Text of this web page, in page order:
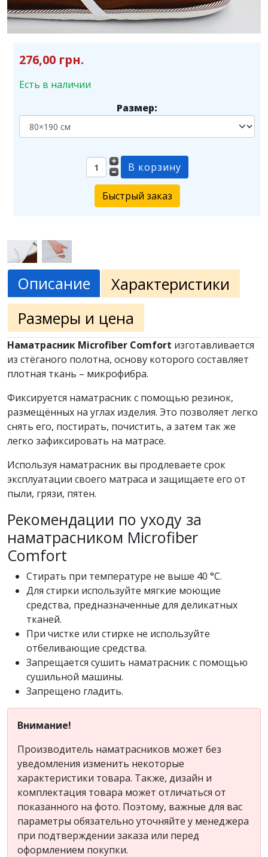
276,00 грн.
Есть в наличии
Размер:
Быстрый заказ
Описание
Характеристики
Размеры и цена
Наматрасник Microfiber Comfort изготавливается
из стёганого полотна, основу которого составляет
плотная ткань – микрофибра.
Фиксируется наматрасник с помощью резинок,
размещённых на углах изделия. Это позволяет легко
снять его, постирать, почистить, а затем так же
легко зафиксировать на матрасе.
Используя наматрасник вы продлеваете срок
эксплуатации своего матраса и защищаете его от
пыли, грязи, пятен.
Рекомендации по уходу за
наматрасником Microfiber
Comfort
Стирать при температуре не выше 40 °C.
Для стирки используйте мягкие моющие
средства, предназначенные для деликатных
тканей.
При чистке или стирке не используйте
отбеливающие средства.
Запрещается сушить наматрасник с помощью
сушильной машины.
Запрещено гладить.
Внимание!
Производитель наматрасников может без
уведомления изменить некоторые
характеристики товара. Также, дизайн и
комплектация товара может отличаться от
показанного на фото. Поэтому, важные для вас
параметры обязательно уточняйте у менеджера
при подтверждении заказа или перед
оформлением покупки.